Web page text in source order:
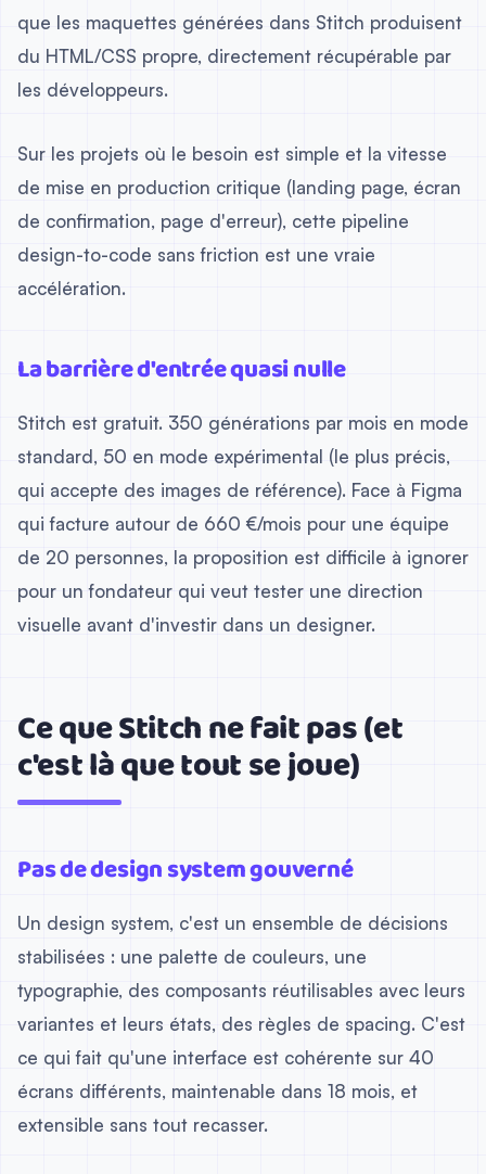
que les maquettes générées dans Stitch produisent
du HTML/CSS propre, directement récupérable par
les développeurs.
Sur les projets où le besoin est simple et la vitesse
de mise en production critique (landing page, écran
de confirmation, page d'erreur), cette pipeline
design-to-code sans friction est une vraie
accélération.
La barrière d'entrée quasi nulle
Stitch est gratuit. 350 générations par mois en mode
standard, 50 en mode expérimental (le plus précis,
qui accepte des images de référence). Face à Figma
qui facture autour de 660 €/mois pour une équipe
de 20 personnes, la proposition est difficile à ignorer
pour un fondateur qui veut tester une direction
visuelle avant d'investir dans un designer.
Ce que Stitch ne fait pas (et
c'est là que tout se joue)
Pas de design system gouverné
Un design system, c'est un ensemble de décisions
stabilisées : une palette de couleurs, une
typographie, des composants réutilisables avec leurs
variantes et leurs états, des règles de spacing. C'est
ce qui fait qu'une interface est cohérente sur 40
écrans différents, maintenable dans 18 mois, et
extensible sans tout recasser.